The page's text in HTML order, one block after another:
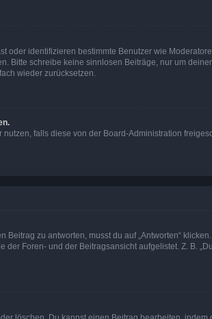
identifizieren bestimmte Benutzer wie
Bitte schreibe keine sinnlosen Beiträge, nur um
wieder zurücksetzen.
falls diese von der Board-Administration
zu antworten, musst du auf „Antworten“
Foren- und der Beitragsansicht aufgelistet. Z. B.